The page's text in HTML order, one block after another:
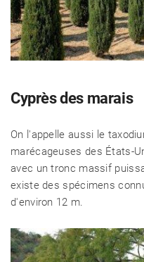
Cyprès des marais
On l'appelle aussi le
marécageuses des États-
avec un tronc massif
existe des spécimens
d'environ 12 m.